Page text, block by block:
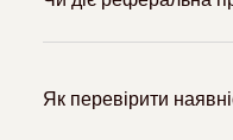
Як перевірити